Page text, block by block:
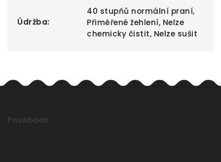
Údržba:
40 stupňů normální praní,
Přiměřené žehlení, Nelze
chemicky čistit, Nelze sušit
Facebook